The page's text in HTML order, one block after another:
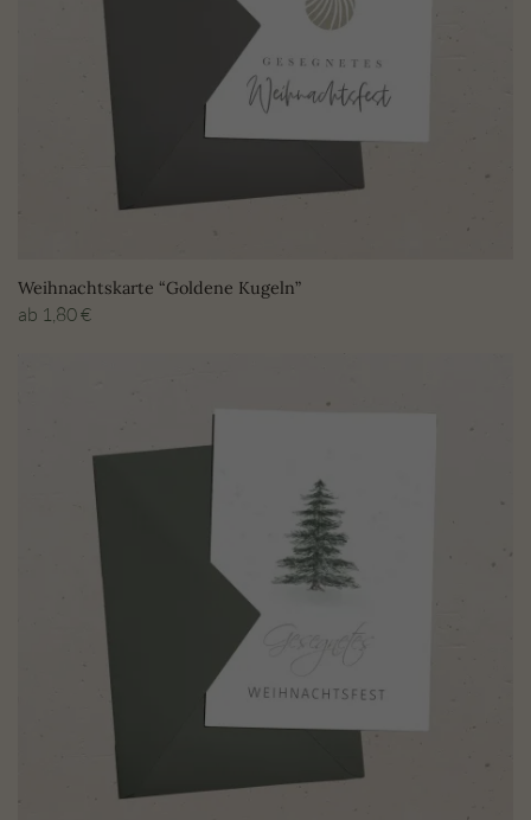
Weihnachtskarte “Goldene Kugeln”
ab 1,80€